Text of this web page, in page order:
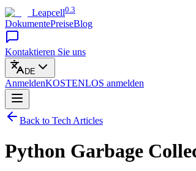
Leapcell0.3
DokumentePreiseBlog
Kontaktieren Sie uns
DE
AnmeldenKOSTENLOS anmelden
Back to Tech Articles
Python Garbage